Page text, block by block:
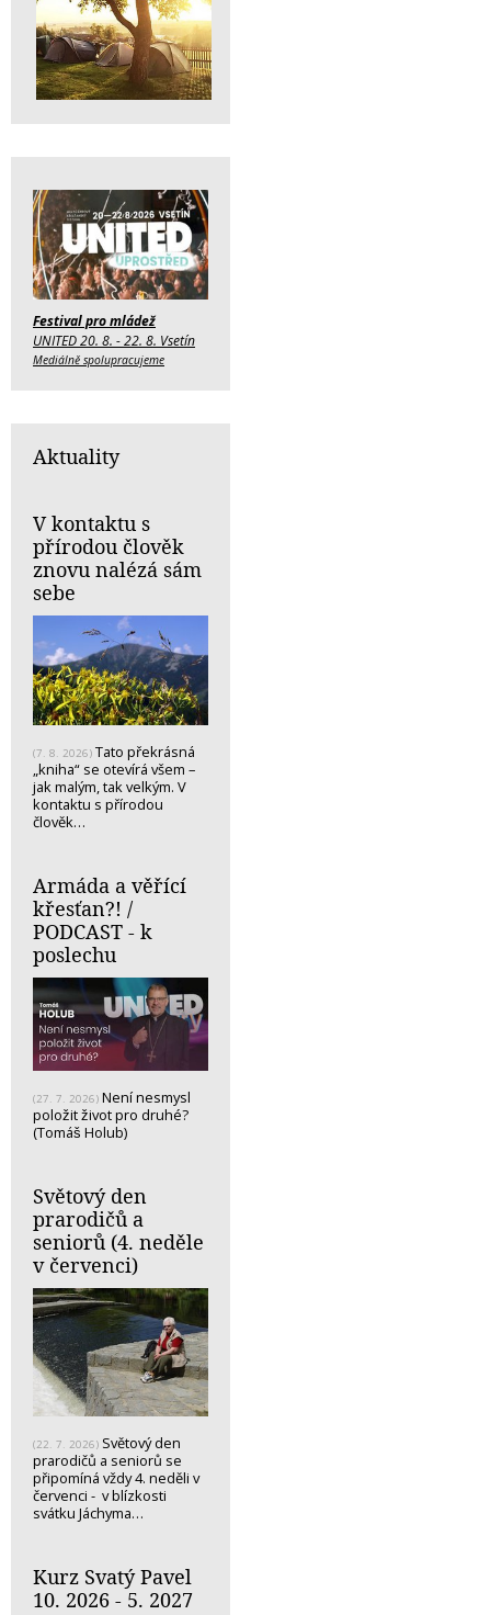
Festival pro mládež
UNITED 20. 8. - 22. 8. Vsetín
Mediálně spolupracujeme
Aktuality
V kontaktu s
přírodou člověk
znovu nalézá sám
sebe
(7. 8. 2026) Tato překrásná
„kniha“ se otevírá všem –
jak malým, tak velkým. V
kontaktu s přírodou
člověk…
Armáda a věřící
křesťan?! /
PODCAST - k
poslechu
(27. 7. 2026) Není nesmysl
položit život pro druhé?
(Tomáš Holub)
Světový den
prarodičů a
seniorů (4. neděle
v červenci)
(22. 7. 2026) Světový den
prarodičů a seniorů se
připomíná vždy 4. neděli v
červenci - v blízkosti
svátku Jáchyma…
Kurz Svatý Pavel
10. 2026 - 5. 2027